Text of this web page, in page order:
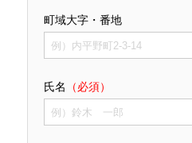
町域大字・番地
氏名 （必須）